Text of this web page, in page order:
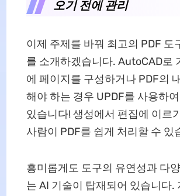
오기 전에 관리
이제 주제를 바꿔 최고의 PDF 도
를 소개하겠습니다. AutoCAD로
에 페이지를 구성하거나 PDF의
해야 하는 경우 UPDF를 사용하
있습니다! 생성에서 편집에 이르
사람이 PDF를 쉽게 처리할 수 있
흥미롭게도 도구의 유연성과 다
는 AI 기술이 탑재되어 있습니다.